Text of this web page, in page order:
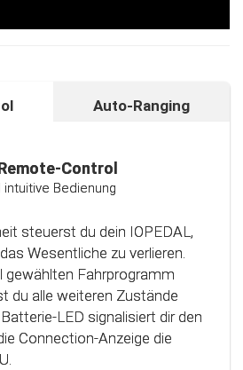
Auto-Ranging
Control
intuitive Bedienung
steuerst du dein IOPEDAL,
Wesentliche zu verlieren.
gewählten Fahrprogramm
du alle weiteren Zustände
LED signalisiert dir den
Connection-Anzeige die
verfügt über eine
Direkt nach dem
werden alle notwendigen
automatisch
optimierten individuellen
Dadurch werden die
(Fahrprogramme)
des Gaspedals